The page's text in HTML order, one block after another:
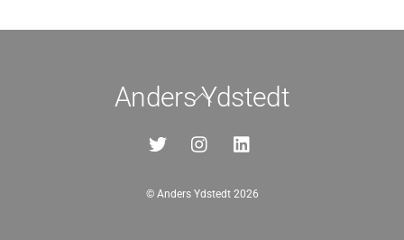
Back
Top
Anders Ydstedt
© Anders Ydstedt2026